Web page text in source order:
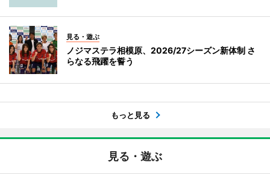
見る・遊ぶ
ノジマステラ相模原、2026/27シーズン新体制 さ
らなる飛躍を誓う
もっと見る
見る・遊ぶ